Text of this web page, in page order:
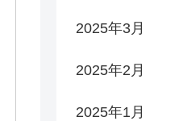
2025年3月
2025年2月
2025年1月